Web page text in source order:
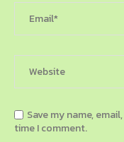
Save my name,
time I comment.